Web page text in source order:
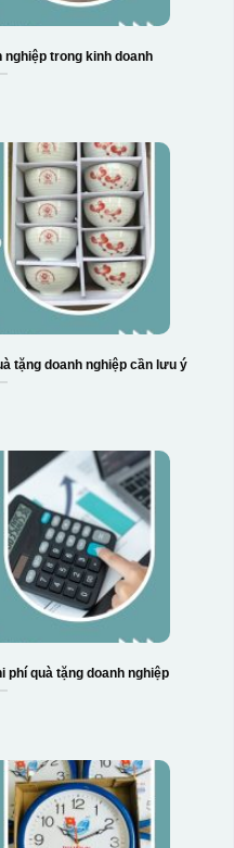
trong kinh doanh
tặng doanh nghiệp cần lưu ý
phí quà tặng doanh nghiệp